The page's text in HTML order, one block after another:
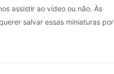
assistir ao vídeo ou não. Às
salvar essas miniaturas por